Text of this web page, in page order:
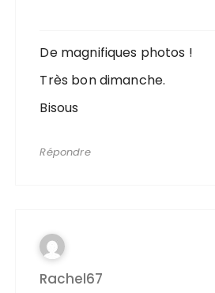
De magnifiques photos !
Très bon dimanche.
Bisous
Répondre
Rachel67